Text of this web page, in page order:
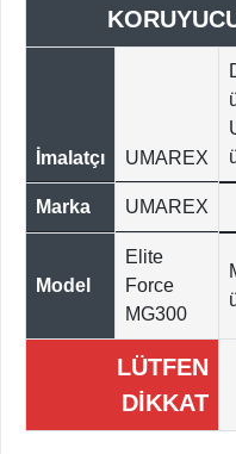
İmalatçı UMAREX
Marka UMAREX
Model
Elite
Force
MG300
LÜTFEN
DİKKAT